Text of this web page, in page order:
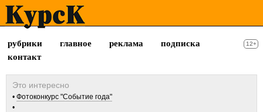
рубрики главное реклама
подписка
контакт
12+
Фотоконкурс "Событие года"